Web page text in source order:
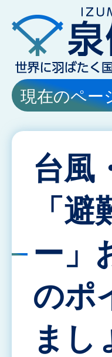
現在のペー
台風
「
ー」
のポ
まし